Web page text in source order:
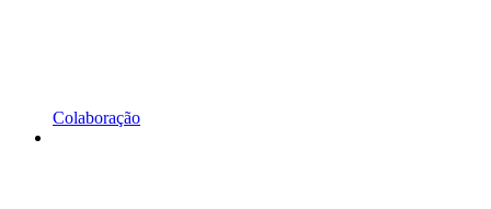
Colaboração